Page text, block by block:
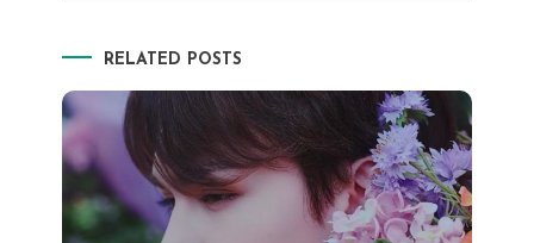
RELATED POSTS